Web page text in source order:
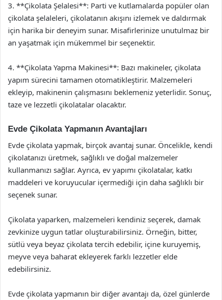
3. **Çikolata Şelalesi**: Parti ve kutlamalarda popüler olan
çikolata şelaleleri, çikolatanın akışını izlemek ve daldırmak
için harika bir deneyim sunar. Misafirlerinize unutulmaz bir
an yaşatmak için mükemmel bir seçenektir.
4. **Çikolata Yapma Makinesi**: Bazı makineler, çikolata
yapım sürecini tamamen otomatikleştirir. Malzemeleri
ekleyip, makinenin çalışmasını beklemeniz yeterlidir. Sonuç,
taze ve lezzetli çikolatalar olacaktır.
Evde Çikolata Yapmanın Avantajları
Evde çikolata yapmak, birçok avantaj sunar. Öncelikle, kendi
çikolatanızı üretmek, sağlıklı ve doğal malzemeler
kullanmanızı sağlar. Ayrıca, ev yapımı çikolatalar, katkı
maddeleri ve koruyucular içermediği için daha sağlıklı bir
seçenek sunar.
Çikolata yaparken, malzemeleri kendiniz seçerek, damak
zevkinize uygun tatlar oluşturabilirsiniz. Örneğin, bitter,
sütlü veya beyaz çikolata tercih edebilir, içine kuruyemiş,
meyve veya baharat ekleyerek farklı lezzetler elde
edebilirsiniz.
Evde çikolata yapmanın bir diğer avantajı da, özel günlerde